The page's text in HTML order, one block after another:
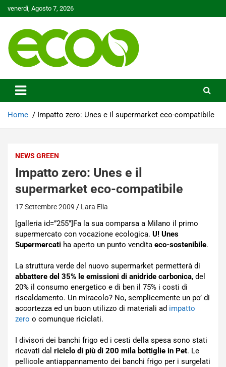
to
venerdì, Agosto 7, 2026
Ecoo.it
Home Impatto zero: Unes e il supermarket eco-compatibile
NEWS GREEN
Impatto zero: Unes e il
supermarket eco-compatibile
17 Settembre 2009 Lara Elia
[galleria id=”255″]Fa la sua comparsa a Milano il primo
supermercato con vocazione ecologica. U! Unes
Supermercati ha aperto un punto vendita eco-sostenibile.
La struttura verde del nuovo supermarket permetterà di
abbattere del 35% le emissioni di anidride carbonica, del
20% il consumo energetico e di ben il 75% i costi di
riscaldamento. Un miracolo? No, semplicemente un po’ di
accortezza ed un buon utilizzo di materiali ad impatto
zero o comunque riciclati.
I divisori dei banchi frigo ed i cesti della spesa sono stati
ricavati dal riciclo di più di 200 mila bottiglie in Pet. Le
pellicole antiappannamento dei banchi frigo per i surgelati